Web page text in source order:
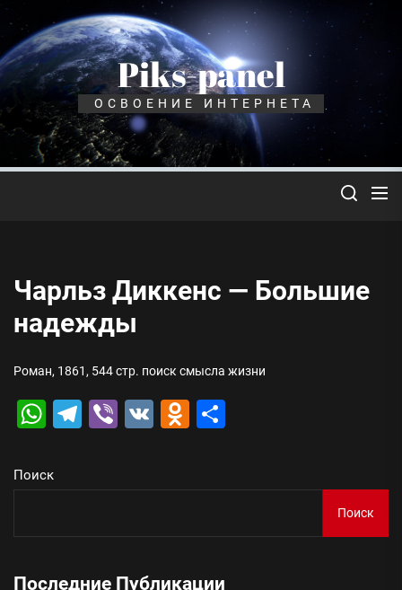
Перейти
содержимому
Piks-panel
ОСВОЕНИЕ ИНТЕРНЕТА
Чарльз Диккенс — Большие
надежды
Роман, 1861, 544 стр. поиск смысла жизни
WhatsApp
Telegram
Viber
VK Odnoklassniki
Поиск
Поиск
Последние Публикации